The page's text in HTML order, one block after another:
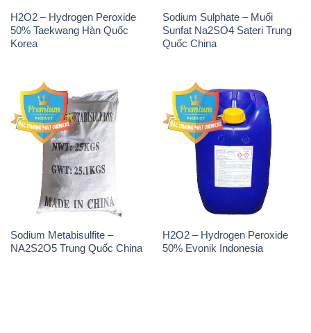
H2O2 – Hydrogen Peroxide
50% Taekwang Hàn Quốc
Korea
Sodium Sulphate – Muối
Sunfat Na2SO4 Sateri Trung
Quốc China
Sodium Metabisulfite –
NA2S2O5 Trung Quốc China
H2O2 – Hydrogen Peroxide
50% Evonik Indonesia